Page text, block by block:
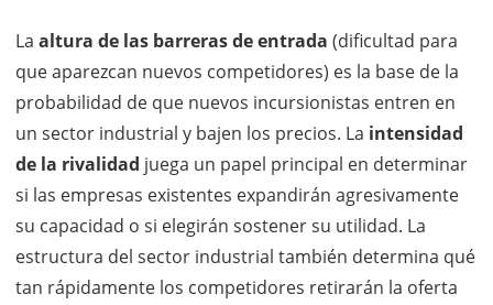
La altura de las barreras de entrada (dificultad para
que aparezcan nuevos competidores) es la base de la
probabilidad de que nuevos incursionistas entren en
un sector industrial y bajen los precios. La intensidad
de la rivalidad juega un papel principal en determinar
si las empresas existentes expandirán agresivamente
su capacidad o si elegirán sostener su utilidad. La
estructura del sector industrial también determina qué
tan rápidamente los competidores retirarán la oferta